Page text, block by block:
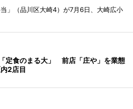
」（品川区大崎4）が7月6日、大崎広小
定食のまる大」 前店「庄や」を業態
2店目